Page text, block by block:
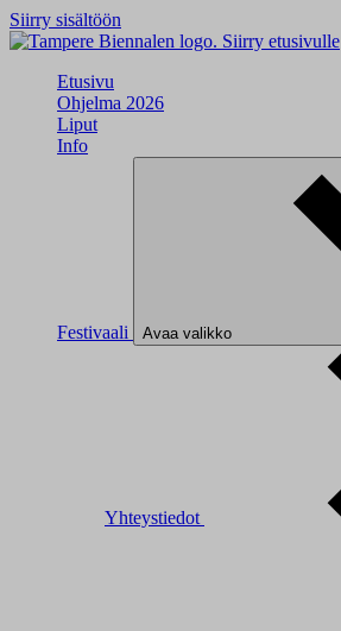
Siirry sisältöön
Siirry etusivulle
Etusivu
Ohjelma 2026
Liput
Info
Festivaali Avaa valikko
Yhteystiedot